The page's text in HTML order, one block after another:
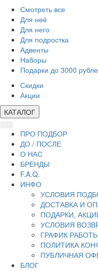
Смотреть все
Для неё
Для него
Для подростка
Адвенты
Наборы
Подарки до 3000
Скидки
Акции
КАТАЛОГ
ПРО ПОДБОР
ДО / ПОСЛЕ
О НАС
БРЕНДЫ
F.A.Q.
ИНФО
УСЛОВИЯ
ДОСТАВКА И
ПОДАРКИ,
УСЛОВИЯ
ГРАФИК
ПОЛИТИКА
ПУБЛИЧНАЯ
БЛОГ